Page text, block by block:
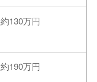
約130万円
約190万円